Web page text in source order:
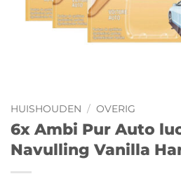
HUISHOUDEN / OVERIG
6x Ambi Pur Auto
Navulling Vanilla